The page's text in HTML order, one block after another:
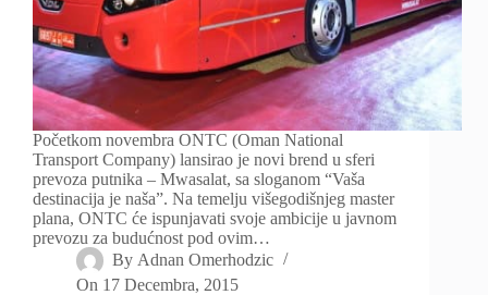
Početkom novembra ONTC (Oman National
Transport Company) lansirao je novi brend u sferi
prevoza putnika – Mwasalat, sa sloganom “Vaša
destinacija je naša”. Na temelju višegodišnjeg master
plana, ONTC će ispunjavati svoje ambicije u javnom
prevozu za budućnost pod ovim…
By Adnan Omerhodzic
On 17 Decembra, 2015